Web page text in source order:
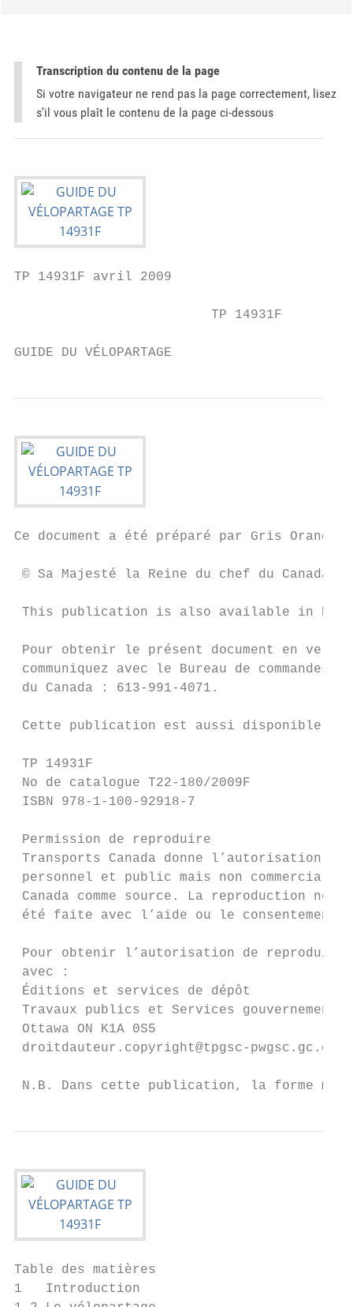
Transcription du contenu de la page
Si votre navigateur ne rend pas la page correctement, lisez
s'il vous plaît le contenu de la page ci-dessous
TP 14931F avril 2009
                         TP 14931F
GUIDE DU VÉLOPARTAGE
Ce document a été préparé par Gris Orange
© Sa Majesté la Reine du chef du
This publication is also available in
Pour obtenir le présent document en
communiquez avec le Bureau de
du Canada : 613-991-4071.
Cette publication est aussi disponible en
TP 14931F
No de catalogue T22-180/2009F
ISBN 978-1-100-92918-7
Permission de reproduire
Transports Canada donne l’autorisation
personnel et public mais non
Canada comme source. La reproduction
été faite avec l’aide ou le consentement
Pour obtenir l’autorisation de reproduire
avec :
Éditions et services de dépôt
Travaux publics et Services
Ottawa ON K1A 0S5
droitdauteur.copyright@tpgsc-pwgsc.gc.ca
N.B. Dans cette publication, la forme
Table des matières
1   Introduction